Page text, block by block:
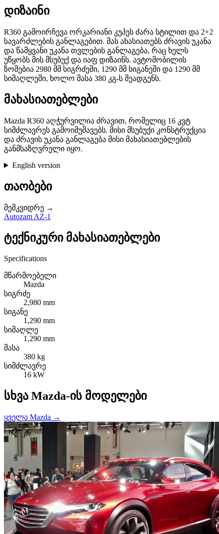
დიზაინი
R360 გამოირჩევა ორკარიანი კუპეს ძარა სტილით და 2+2
სავარძლების განლაგებით. მას ახასიათებს ძრავის უკანა
და წამყვანი უკანა თვლების განლაგება, რაც ხელს
უწყობს მის მსუბუქ და იაფ დიზაინს. ავტომობილის
ზომებია 2980 მმ სიგრძეში, 1290 მმ სიგანეში და 1290 მმ
სიმაღლეში, ხოლო მასა 380 კგ-ს შეადგენს.
მახასიათებლები
Mazda R360 აღჭურვილია ძრავით, რომელიც 16 კვტ
სიმძლავრეს გამოიმუშავებს. მისი მსუბუქი კონსტრუქცია
და ძრავის უკანა განლაგება მისი მახასიათებლების
განმსაზღვრელი იყო.
English version
თაობები
მემკვიდრე →
Autozam AZ-1
ტექნიკური მახასიათებლები
Specifications
მწარმოებელი
Mazda
სიგრძე
2,980 mm
სიგანე
1,290 mm
სიმაღლე
1,290 mm
მასა
380 kg
სიმძლავრე
16 kW
სხვა Mazda-ის მოდელები
ყველა Mazda →